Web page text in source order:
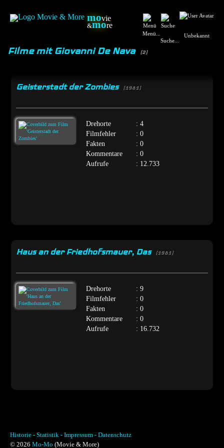
movie
&more
Menü...
Suche...
Unbekannt
Filme mit Giovanni De Nava (2)
Geisterstadt der Zombies [1981]
Drehorte
: 4
Filmfehler
: 0
Fakten
: 0
Kommentare
: 0
Aufrufe
: 12.733
Haus an der Friedhofsmauer, Das [1981]
Drehorte
: 9
Filmfehler
: 0
Fakten
: 0
Kommentare
: 0
Aufrufe
: 16.732
Historie - Statistik - Impressum - Datenschutz
© 2026 Mo-Mo (Movie & More)